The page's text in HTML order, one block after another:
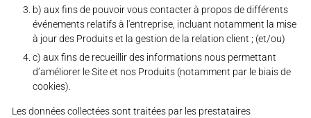
b) aux fins de pouvoir vous contacter à propos de différents
événements relatifs à l'entreprise, incluant notamment la mise
à jour des Produits et la gestion de la relation client ; (et/ou)
c) aux fins de recueillir des informations nous permettant
d’améliorer le Site et nos Produits (notamment par le biais de
cookies).
Les données collectées sont traitées par les prestataires